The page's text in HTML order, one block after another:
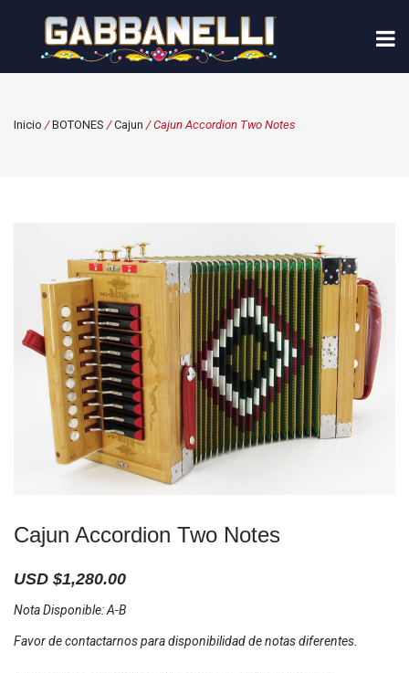
Inicio /BOTONES /Cajun / Cajun Accordion Two Notes
Cajun Accordion Two Notes
USD $1,280.00
Nota Disponible: A-B
Favor de contactarnos para disponibilidad de notas diferentes.